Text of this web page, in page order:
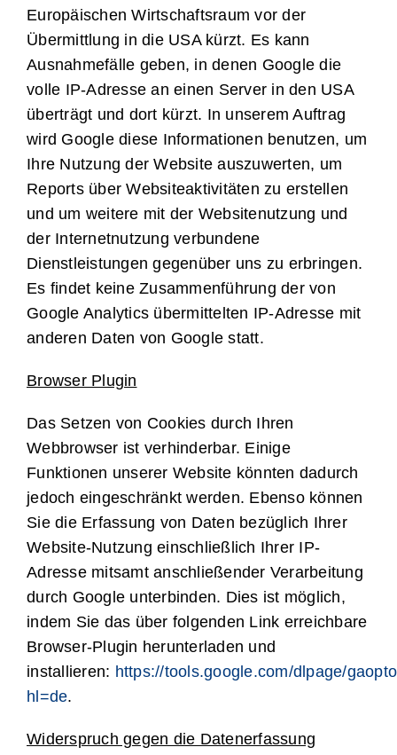
Europäischen Wirtschaftsraum vor der
Übermittlung in die USA kürzt. Es kann
Ausnahmefälle geben, in denen Google die
volle IP-Adresse an einen Server in den USA
überträgt und dort kürzt. In unserem Auftrag
wird Google diese Informationen benutzen, um
Ihre Nutzung der Website auszuwerten, um
Reports über Websiteaktivitäten zu erstellen
und um weitere mit der Websitenutzung und
der Internetnutzung verbundene
Dienstleistungen gegenüber uns zu erbringen.
Es findet keine Zusammenführung der von
Google Analytics übermittelten IP-Adresse mit
anderen Daten von Google statt.
Browser Plugin
Das Setzen von Cookies durch Ihren
Webbrowser ist verhinderbar. Einige
Funktionen unserer Website könnten dadurch
jedoch eingeschränkt werden. Ebenso können
Sie die Erfassung von Daten bezüglich Ihrer
Website-Nutzung einschließlich Ihrer IP-
Adresse mitsamt anschließender Verarbeitung
durch Google unterbinden. Dies ist möglich,
indem Sie das über folgenden Link erreichbare
Browser-Plugin herunterladen und
installieren: https://tools.google.com/dlpage/
hl=de.
Widerspruch gegen die Datenerfassung